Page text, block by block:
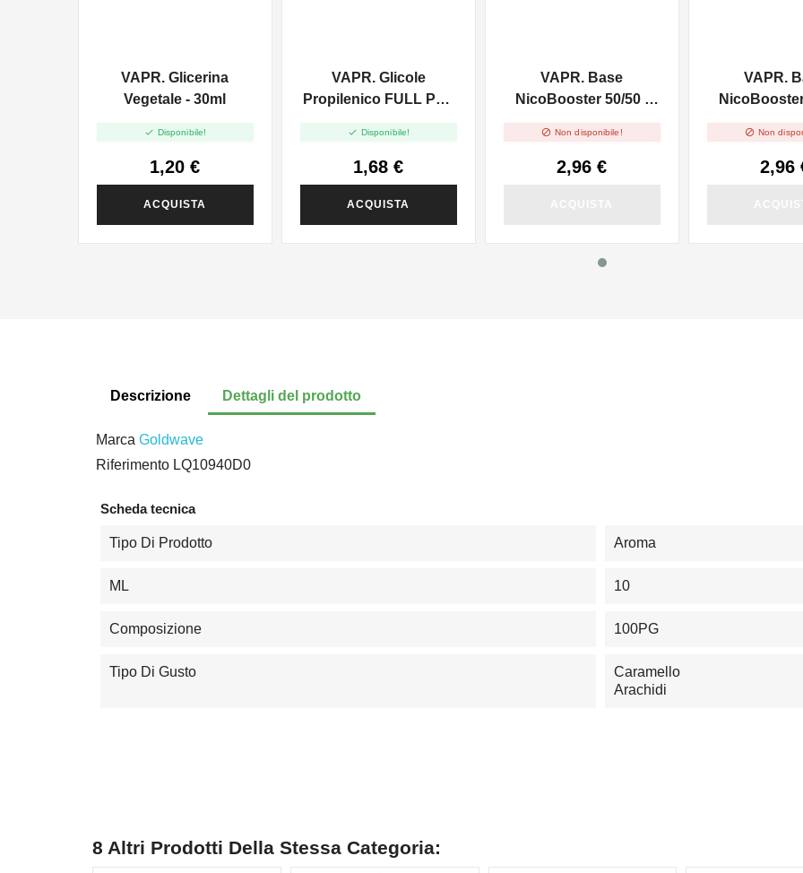
VAPR. Glicerina
Vegetale - 30ml
 Disponibile!
1,20 €
ACQUISTA
VAPR. Glicole
Propilenico FULL PG -
 Disponibile!
1,68 €
ACQUISTA
VAPR. Base
NicoBooster 50/50 -
 Non disponibile!
2,96 €
VAPR.
 Non
2,96
Descrizione Dettagli del prodotto
Marca Goldwave
Riferimento LQ10940D0
Scheda tecnica
Tipo Di Prodotto Aroma
ML 10
Composizione 100PG
Tipo Di Gusto
Caramello
Arachidi
8 Altri Prodotti Della Stessa Categoria: